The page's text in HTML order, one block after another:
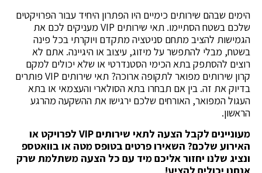
הימים שבהם שירותים כימיים היו הפתרון היחיד עבור הפרויקטים
שלכם בשטח הסתיימו. תאי שירותים VIP מעניקים לכם את
הגמישות להציב מתחם סניטציה מתקדם ויוקרתי בכל פינה
בשטח, מבלי להתפשר על מיזוג, עיצוב או היגיינה. אתם לא
רוצים להסתפק בתא הכימי הסטנדרטי או שלא יכולים למקם
קרון שירותים מפואר לתקופה ארוכה? תאי שירותים VIP פותרים
בדיוק את זה. בין אם תבחרו בתא הסולארי והעצמאי או בתא
העגול המפואר, האורחים שלכם ירגישו את ההשקעה מהרגע
הראשון.
מעוניינים לקבל הצעה לתאי שירותים VIP לפרויקט או
האירוע שלכם? השאירו פרטים בטופס מטה או בוואטספ
ונציג שלנו יחזור אליכם מיד עם כל הצעה משתלמת שרק
אנחנו יכולים להציע!